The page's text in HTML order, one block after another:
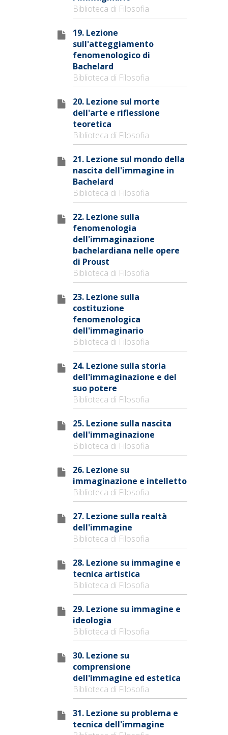
Biblioteca di Filosofia
19. Lezione
sull'atteggiamento
fenomenologico di
Bachelard
Biblioteca di Filosofia
20. Lezione sul morte
dell'arte e riflessione
teoretica
Biblioteca di Filosofia
21. Lezione sul mondo della
nascita dell'immagine in
Bachelard
Biblioteca di Filosofia
22. Lezione sulla
fenomenologia
dell'immaginazione
bachelardiana nelle opere
di Proust
Biblioteca di Filosofia
23. Lezione sulla
costituzione
fenomenologica
dell'immaginario
Biblioteca di Filosofia
24. Lezione sulla storia
dell'immaginazione e del
suo potere
Biblioteca di Filosofia
25. Lezione sulla nascita
dell'immaginazione
Biblioteca di Filosofia
26. Lezione su
immaginazione e intelletto
Biblioteca di Filosofia
27. Lezione sulla realtà
dell'immagine
Biblioteca di Filosofia
28. Lezione su immagine e
tecnica artistica
Biblioteca di Filosofia
29. Lezione su immagine e
ideologia
Biblioteca di Filosofia
30. Lezione su
comprensione
dell'immagine ed estetica
Biblioteca di Filosofia
31. Lezione su problema e
tecnica dell'immagine